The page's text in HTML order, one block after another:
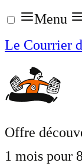
Aller
au
contenu
Menu
Le Courrier
Offre
1 mois pour